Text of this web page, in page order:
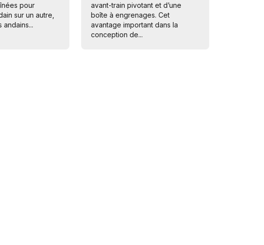
pour
sur un autre,
andains...
avant-train pivotant et d’une
boîte à engrenages. Cet
avantage important dans la
conception de...